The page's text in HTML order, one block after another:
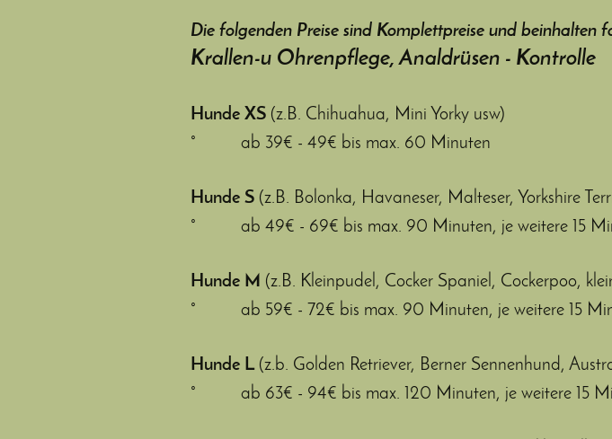
Die folgenden Preise sind Komplettpreise und beinhalten
Krallen-u Ohrenpflege, Analdrüsen - Kontrolle
Hunde XS (z.B. Chihuahua, Mini Yorky usw)
° ab 39€ - 49€ bis max. 60 Minuten
Hunde S (z.B. Bolonka, Havaneser, Malteser, Yorkshire
° ab 49€ - 69€ bis max. 90 Minuten, je weitere 15
Hunde M (z.B. Kleinpudel, Cocker Spaniel, Cockerpoo,
° ab 59€ - 72€ bis max. 90 Minuten, je weitere 15
Hunde L (z.b. Golden Retriever, Berner Sennenhund,
° ab 63€ - 94€ bis max. 120 Minuten, je weitere 15